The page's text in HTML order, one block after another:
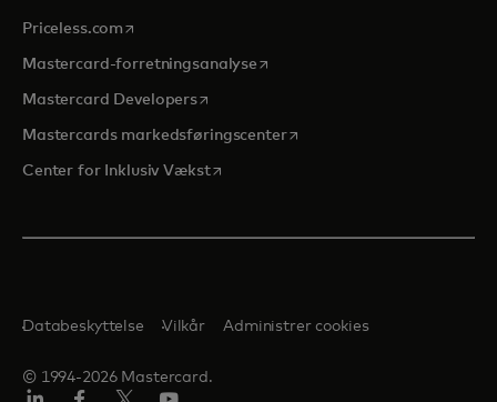
Priceless.com opens in a new tab
Mastercard-forretningsanalyseopens in a new tab
Mastercard Developersopens in a new tab
Mastercards markedsføringscenteropens in a new tab
Center for Inklusiv Vækstopens in a new tab
© 1994-2026 Mastercard.
Databeskyttelse Vilkår Administrer cookies